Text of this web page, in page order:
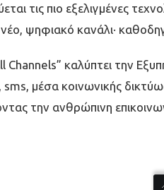
τις πιο εξελιγμένες
ψηφιακό κανάλι·
καλύπτει την
μέσα κοινωνικής
την ανθρώπινη